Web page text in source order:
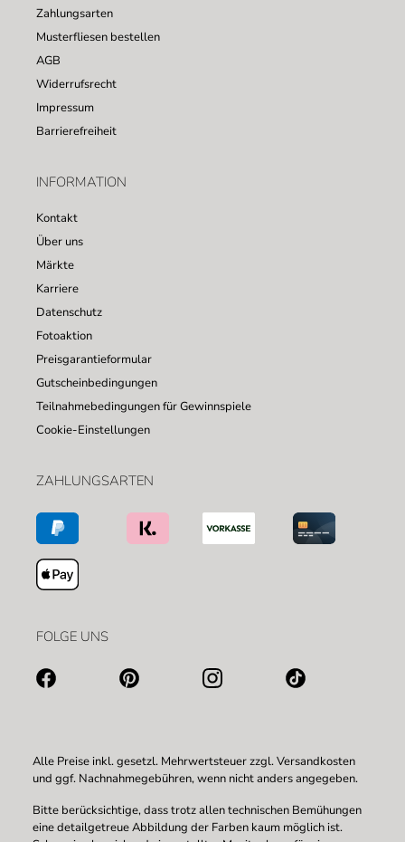
Zahlungsarten
Musterfliesen bestellen
AGB
Widerrufsrecht
Impressum
Barrierefreiheit
INFORMATION
Kontakt
Über uns
Märkte
Karriere
Datenschutz
Fotoaktion
Preisgarantieformular
Gutscheinbedingungen
Teilnahmebedingungen für Gewinnspiele
Cookie-Einstellungen
ZAHLUNGSARTEN
FOLGE UNS
Alle Preise inkl. gesetzl. Mehrwertsteuer zzgl.Versandkosten
und ggf. Nachnahmegebühren, wenn nicht anders angegeben.
Bitte berücksichtige, dass trotz allen technischen Bemühungen
eine detailgetreue Abbildung der Farben kaum möglich ist.